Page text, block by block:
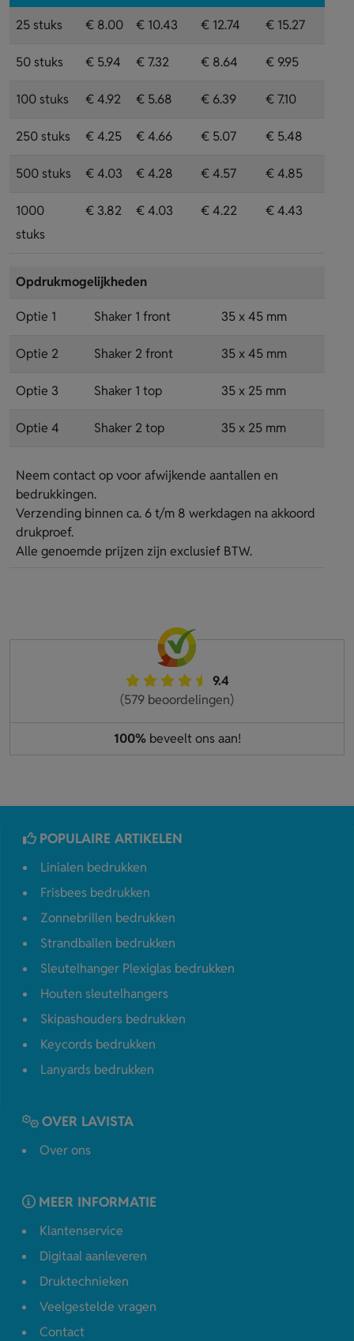
25 stuks € 8.00 € 10.43 € 12.74 € 15.27
50 stuks € 5.94 € 7.32 € 8.64 € 9.95
100 stuks € 4.92 € 5.68 € 6.39 € 7.10
250 stuks € 4.25 € 4.66 € 5.07 € 5.48
500 stuks € 4.03 € 4.28 € 4.57 € 4.85
1000
stuks
€ 3.82 € 4.03 € 4.22 € 4.43
Opdrukmogelijkheden
Optie 1 Shaker 1 front 35 x 45 mm
Optie 2 Shaker 2 front 35 x 45 mm
Optie 3 Shaker 1 top 35 x 25 mm
Optie 4 Shaker 2 top 35 x 25 mm
Neem contact op voor afwijkende aantallen en
bedrukkingen.
Verzending binnen ca. 6 t/m 8 werkdagen na akkoord
drukproef.
Alle genoemde prijzen zijn exclusief BTW.
9.4
(579 beoordelingen)
100%beveelt ons aan!
POPULAIRE ARTIKELEN
Linialen bedrukken
Frisbees bedrukken
Zonnebrillen bedrukken
Strandballen bedrukken
Sleutelhanger Plexiglas bedrukken
Houten sleutelhangers
Skipashouders bedrukken
Keycords bedrukken
Lanyards bedrukken
OVER LAVISTA
Over ons
MEER INFORMATIE
Klantenservice
Digitaal aanleveren
Druktechnieken
Veelgestelde vragen
Contact